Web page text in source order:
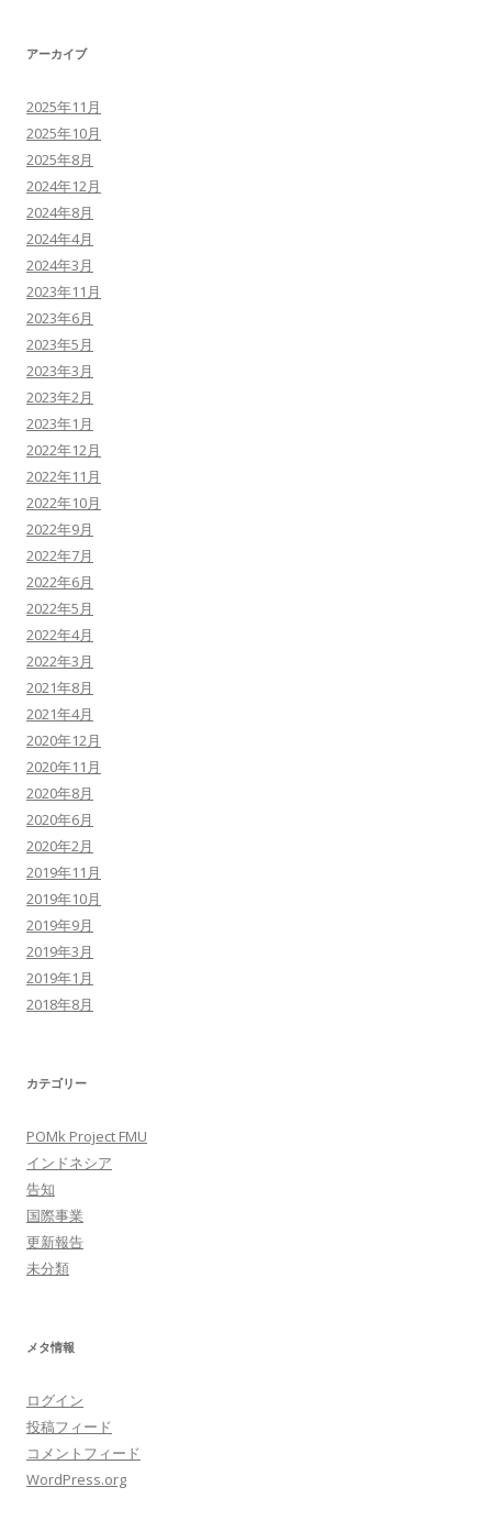
アーカイブ
2025年11月
2025年10月
2025年8月
2024年12月
2024年8月
2024年4月
2024年3月
2023年11月
2023年6月
2023年5月
2023年3月
2023年2月
2023年1月
2022年12月
2022年11月
2022年10月
2022年9月
2022年7月
2022年6月
2022年5月
2022年4月
2022年3月
2021年8月
2021年4月
2020年12月
2020年11月
2020年8月
2020年6月
2020年2月
2019年11月
2019年10月
2019年9月
2019年3月
2019年1月
2018年8月
カテゴリー
POMk Project FMU
インドネシア
告知
国際事業
更新報告
未分類
メタ情報
ログイン
投稿フィード
コメントフィード
WordPress.org